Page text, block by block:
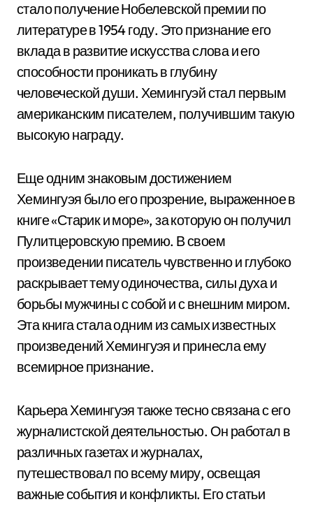
стало получение Нобелевской премии по
литературе в 1954 году. Это признание его
вклада в развитие искусства слова и его
способности проникать в глубину
человеческой души. Хемингуэй стал первым
американским писателем, получившим такую
высокую награду.
Еще одним знаковым достижением
Хемингуэя было его прозрение, выраженное в
книге «Старик и море», за которую он получил
Пулитцеровскую премию. В своем
произведении писатель чувственно и глубоко
раскрывает тему одиночества, силы духа и
борьбы мужчины с собой и с внешним миром.
Эта книга стала одним из самых известных
произведений Хемингуэя и принесла ему
всемирное признание.
Карьера Хемингуэя также тесно связана с его
журналистской деятельностью. Он работал в
различных газетах и журналах,
путешествовал по всему миру, освещая
важные события и конфликты. Его статьи